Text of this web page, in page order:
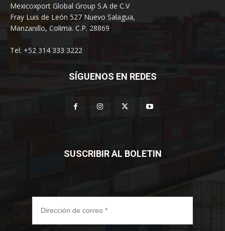
Mexicoxport Global Group S.A de C.V
Fray Luis de León 527 Nuevo Salagua,
Manzanillo, Colima. C.P. 28869
Tel: +52 314 333 3222
SÍGUENOS EN REDES
SUSCRIBIR AL BOLETIN